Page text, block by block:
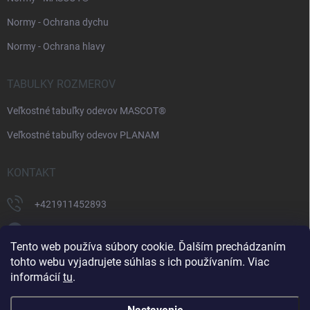
Tento web používa súbory cookie. Ďalším prechádzaním
tohto webu vyjadrujete súhlas s ich používaním. Viac
informácií tu.
Normy - Ochrana dychu
Normy - Ochrana hlavy
TABULKY ROZMEROV
Veľkostné tabuľky odevov MASCOT®
Veľkostné tabuľky odevov PLANAM
KONTAKT
+421911452893
supermonterky/